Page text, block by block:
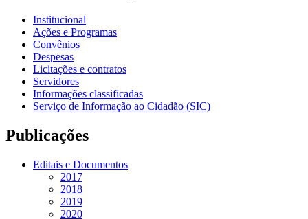
Institucional
Ações e Programas
Convênios
Despesas
Licitações e contratos
Servidores
Informações classificadas
Serviço de Informação ao Cidadão (SIC)
Publicações
Editais e Documentos
2017
2018
2019
2020